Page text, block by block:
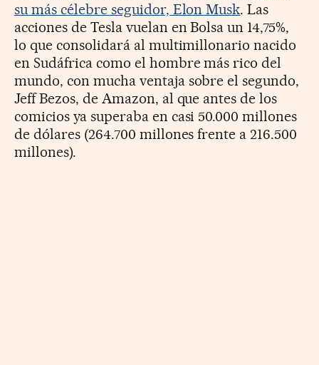
su más célebre seguidor, Elon Musk. Las
acciones de Tesla vuelan en Bolsa un 14,75%,
lo que consolidará al multimillonario nacido
en Sudáfrica como el hombre más rico del
mundo, con mucha ventaja sobre el segundo,
Jeff Bezos, de Amazon, al que antes de los
comicios ya superaba en casi 50.000 millones
de dólares (264.700 millones frente a 216.500
millones).